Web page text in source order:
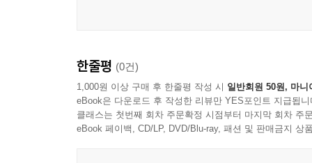
한줄평 (0건)
1,000원 이상 구매 후 한줄평 작성 시 일반회원 50원, 마니
eBook은 다운로드 후 작성한 리뷰만 YES포인트 지급됩니
클래스는 첫번째 회차 주문확정 시점부터 마지막 회차 주
eBook 페이백, CD/LP, DVD/Blu-ray, 패션 및 판매금지 상